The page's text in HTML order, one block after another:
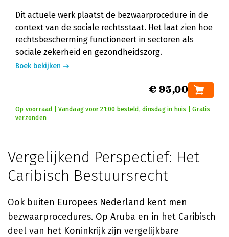
Dit actuele werk plaatst de bezwaarprocedure in de
context van de sociale rechtsstaat. Het laat zien hoe
rechtsbescherming functioneert in sectoren als
sociale zekerheid en gezondheidszorg.
Boek bekijken
€ 95,00
Op voorraad | Vandaag voor 21:00 besteld, dinsdag in huis | Gratis
verzonden
Vergelijkend Perspectief: Het
Caribisch Bestuursrecht
Ook buiten Europees Nederland kent men
bezwaarprocedures. Op Aruba en in het Caribisch
deel van het Koninkrijk zijn vergelijkbare